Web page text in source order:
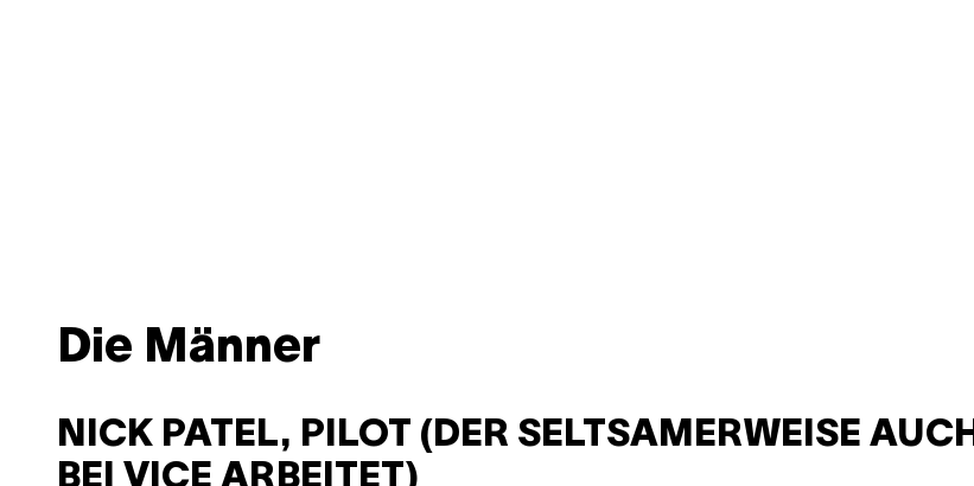
Die Männer
NICK PATEL, PILOT (DER SELTSAMERWEISE AUCH
BEI VICE ARBEITET)